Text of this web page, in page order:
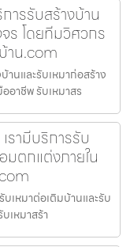
ารรับสร้างบ้าน
ร โดยทีมวิศวกร
าน.com
นและรับเหมาก่อสร้าง
อาชีพ รับเหมาสร
รามีบริการรับ
มตกแต่งภายใน
เหมาต่อเติมบ้านและรับ
เหมาสร้า